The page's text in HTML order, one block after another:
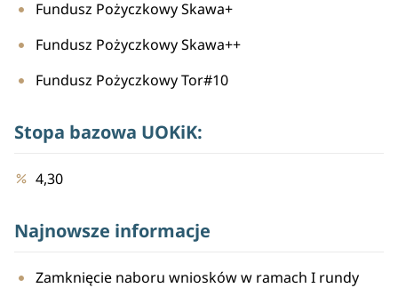
Fundusz Pożyczkowy Skawa+
Fundusz Pożyczkowy Skawa++
Fundusz Pożyczkowy Tor#10
Stopa bazowa UOKiK:
4,30
Najnowsze informacje
Zamknięcie naboru wniosków w ramach I rundy